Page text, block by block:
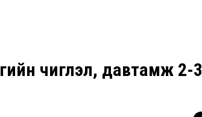
чиглэл, давтамж 2-3